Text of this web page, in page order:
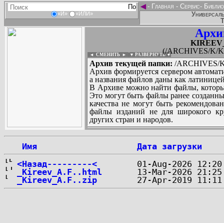
«И» «ИЛИ»
◄- Главная - Сервис-
(/ARCHIVES/K/
◄ СМЕНИТЬ ► ▼ РАЗВЕРНУТЬ ▼
Архив текущей папки: /ARCHIVES/
Архив формируется сервером
а названия файлов даны как
В Архиве можно найти файлы,
Это могут быть файлы ранее
качества не могут быть
файлы изданий не для широкого
других стран и народов.
Имя
Дата загрузки
<Назад---------<
_Kireev_A.F..html
_Kireev_A.F..zip